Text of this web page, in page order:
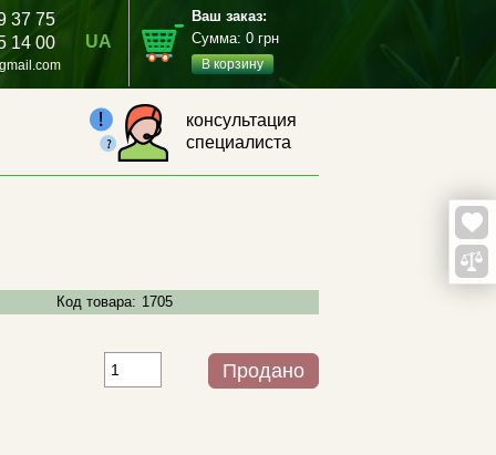
37 75
14 00
UA
Ваш заказ:
Сумма: 0 грн
В корзину
консультация
специалиста
Код товара: 1705
Продано